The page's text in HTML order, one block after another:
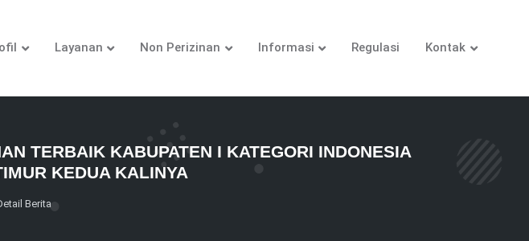
Layanan Non Perizinan Informasi Regulasi Kontak
TERBAIK KABUPATEN I KATEGORI INDONESIA
KEDUA KALINYA
Berita